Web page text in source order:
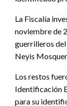
La Fiscalía
noviembre de
guerrilleros del
Neyis
Los restos
Identificación
para su